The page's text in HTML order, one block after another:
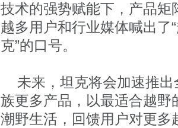
技术的强势赋能下，产品
越多用户和行业媒体喊出了
克”的口号。
未来，坦克将会加速推
族更多产品，以最适合越
潮野生活，回馈用户对更